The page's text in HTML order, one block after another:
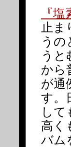
『
止ま
うの
うと
から
が通
す。
し
高く
バム